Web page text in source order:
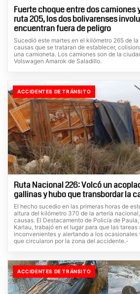
Fuerte choque entre dos camiones
ruta 205, los dos bolivarenses
encuentran fuera de peligro
Sucedió este martes en el kilómetro 265 de
causas que se trataran de establecer,
una camioneta. Los camiones son de la
Volswagen Amarok de Saladillo.
ACCIDENTES DE TRÁNSITO
Ruta Nacional 226: Volcó un
gallinas y hubo que transbordar la
El hecho sucedio en las primeras horas de
altura del kilómetro 370 de la arteria
causas. El Destacamento de Policía de
Karlau, trabajó en el lugar para que las tareas
inconvenientes y alertando a los
que circularon por la zona del accidente.-
ACCIDENTES DE TRÁNSITO